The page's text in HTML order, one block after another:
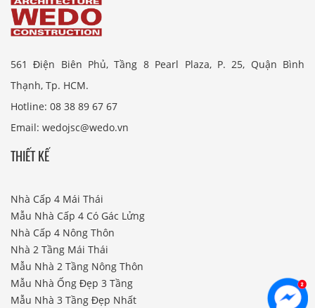
561 Điện Biên Phủ, Tầng 8 Pearl Plaza, P. 25, Quận Bình
Thạnh, Tp. HCM.
Hotline: 08 38 89 67 67
Email: wedojsc@wedo.vn
THIẾT KẾ
Nhà Cấp 4 Mái Thái
Mẫu Nhà Cấp 4 Có Gác Lửng
Nhà Cấp 4 Nông Thôn
Nhà 2 Tầng Mái Thái
Mẫu Nhà 2 Tầng Nông Thôn
Mẫu Nhà Ống Đẹp 3 Tầng
Mẫu Nhà 3 Tầng Đẹp Nhất